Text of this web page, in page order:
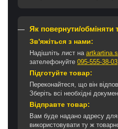
Як повернути/обміняти
Зв'яжіться з нами:
Надішліть лист на
зателефонуйте 095-555-38-03
Підготуйте товар:
Переконайтеся, що він
Зберіть всі необхідні
Відправте товар:
Вам буде надано адресу
використовувати ту ж